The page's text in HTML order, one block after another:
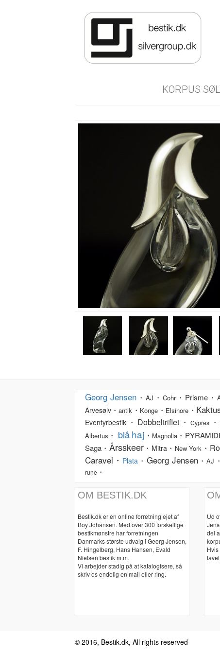
KORPUS
Georg Jensen ・AJ ・Cohr・Prisme・
Arvesølv・antik ・ Konge ・ Elsinore ・
Eventyrbestik・ Dobbeltriflet・Cypres
Albertus ・ blå haj ・ Magnolia ・
Saga・ Årsskeer・ Mitra ・ New York ・
Caravel・ Plata ・ Georg Jensen・AJ ・
rune ・
OM BESTIK.DK
Bestik.dk er en online forretning ejet af
Boy Johansen. Med over 300 forskellige
bestikmønstre har forretningen
Danmarks største udvalg i Georg Jensen,
F. Hingelberg, Hans Hansen, Evald
Nielsen bestik m.m.
Vi arbejder stadig på at katalogisere, så
skriv os endelig en mail eller ring.
Ud
del
© 2016, Bestik.dk, All rights reserved